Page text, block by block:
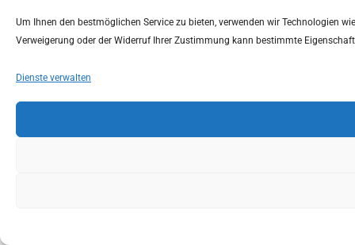
Um Ihnen den bestmöglichen Service zu bieten, verwenden wir Technologien
Verweigerung oder der Widerruf Ihrer Zustimmung kann bestimmte
Dienste verwalten